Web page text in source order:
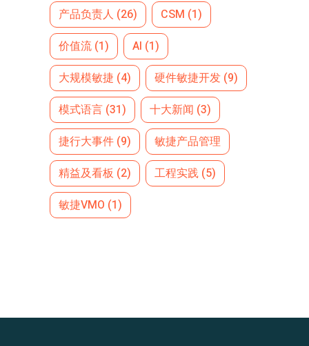
产品负责人 (26) CSM (1)
价值流 (1) AI (1)
大规模敏捷 (4) 硬件敏捷开发 (9)
模式语言 (31) 十大新闻 (3)
捷行大事件 (9)
敏捷产品管理
精益及看板 (2) 工程实践 (5)
敏捷VMO (1)